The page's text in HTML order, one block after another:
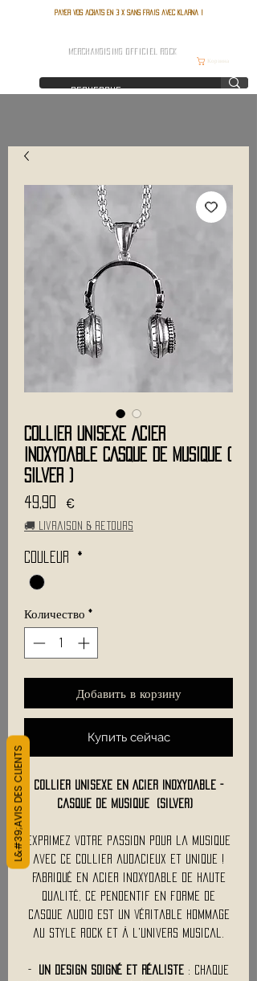
Payer vos achats en 3 x sans frais avec Klarna !
Корзина
MERCHANDISING OFFICIEL ROCK
Collier Unisexe Acier
Inoxydable CASQUE DE MUSIQUE (
Silver )
49,90 €
🚚 Livraison & retours
Couleur *
Количество *
Добавить в корзину
Купить сейчас
Collier Unisexe en Acier Inoxydable -
Casque de Musique (Silver)
Exprimez votre passion pour la musique
avec ce collier audacieux et unique !
Fabriqué en acier inoxydable de haute
qualité, ce pendentif en forme de
casque audio est un véritable hommage
au style rock et à l'univers musical.
- Un design soigné et réaliste : Chaque
L&#39;AVIS DES CLIENTS